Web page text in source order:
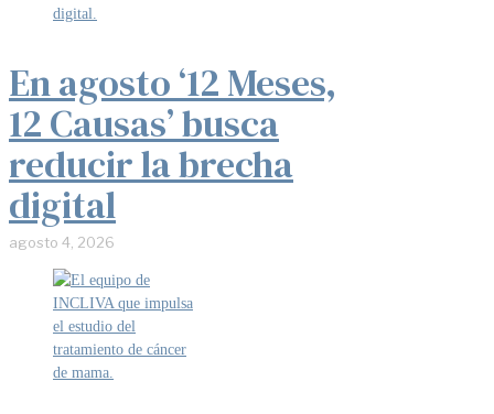
En agosto ‘12 Meses,
12 Causas’ busca
reducir la brecha
digital
agosto 4, 2026